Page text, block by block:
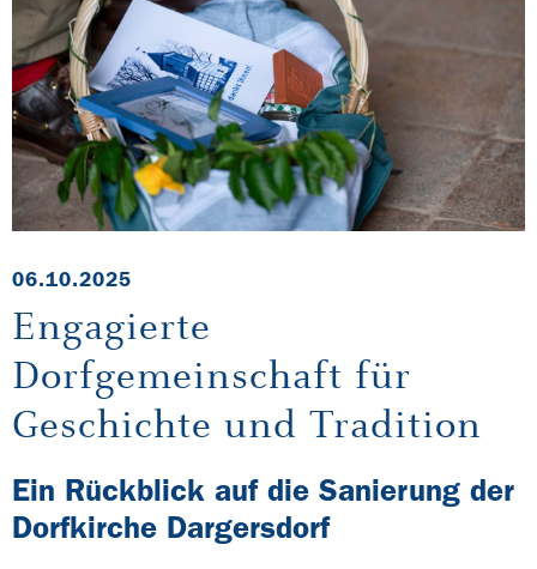
06.10.2025
Engagierte
Dorfgemeinschaft für
Geschichte und Tradition
Ein Rückblick auf die Sanierung der
Dorfkirche Dargersdorf